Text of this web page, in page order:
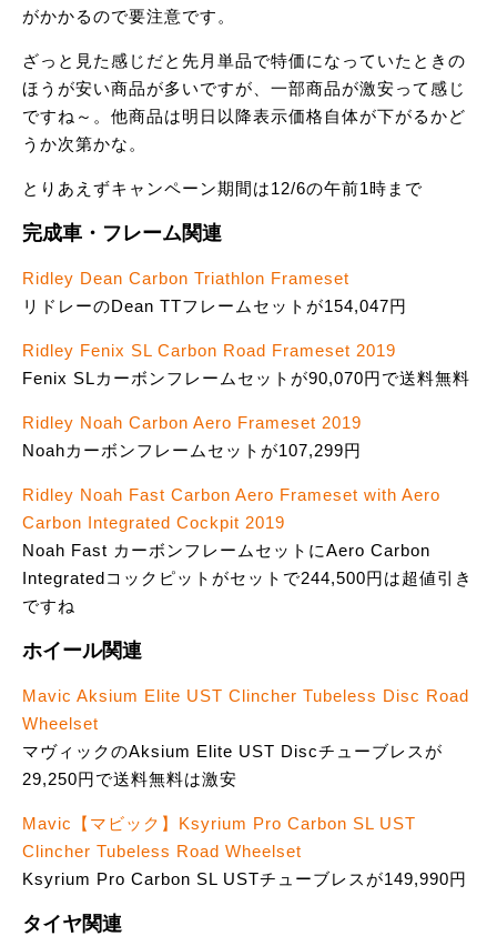
がかかるので要注意です。
ざっと見た感じだと先月単品で特価になっていたときの
ほうが安い商品が多いですが、一部商品が激安って感じ
ですね～。他商品は明日以降表示価格自体が下がるかど
うか次第かな。
とりあえずキャンペーン期間は12/6の午前1時まで
完成車・フレーム関連
Ridley Dean Carbon Triathlon Frameset
リドレーのDean TTフレームセットが154,047円
Ridley Fenix SL Carbon Road Frameset 2019
Fenix SLカーボンフレームセットが90,070円で送料無料
Ridley Noah Carbon Aero Frameset 2019
Noahカーボンフレームセットが107,299円
Ridley Noah Fast Carbon Aero Frameset with Aero
Carbon Integrated Cockpit 2019
Noah Fast カーボンフレームセットにAero Carbon
Integratedコックピットがセットで244,500円は超値引き
ですね
ホイール関連
Mavic Aksium Elite UST Clincher Tubeless Disc Road
Wheelset
マヴィックのAksium Elite UST Discチューブレスが
29,250円で送料無料は激安
Mavic【マビック】Ksyrium Pro Carbon SL UST
Clincher Tubeless Road Wheelset
Ksyrium Pro Carbon SL USTチューブレスが149,990円
タイヤ関連